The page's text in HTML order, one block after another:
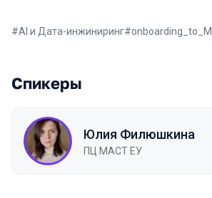
#AI и Дата-инжиниринг#onboarding_to_ML
Спикеры
Юлия Филюшкина
ПЦ МАСТ ЕУ